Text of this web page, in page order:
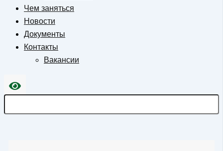
Чем заняться
Новости
Документы
Контакты
Вакансии